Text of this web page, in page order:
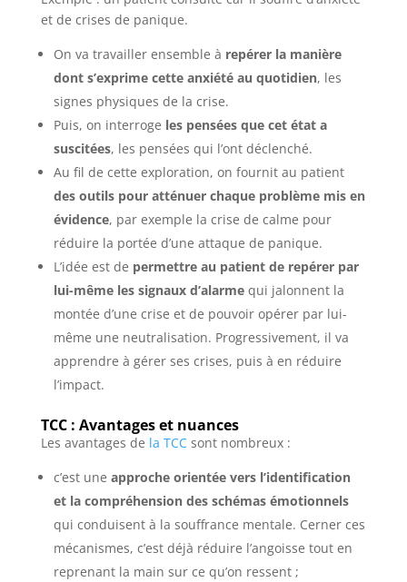
et de crises de panique.
On va travailler ensemble à repérer la manière
dont s’exprime cette anxiété au quotidien, les
signes physiques de la crise.
Puis, on interroge les pensées que cet état a
suscitées, les pensées qui l’ont déclenché.
Au fil de cette exploration, on fournit au patient
des outils pour atténuer chaque problème mis en
évidence, par exemple la crise de calme pour
réduire la portée d’une attaque de panique.
L’idée est de permettre au patient de repérer par
lui-même les signaux d’alarmequi jalonnent la
montée d’une crise et de pouvoir opérer par lui-
même une neutralisation. Progressivement, il va
apprendre à gérer ses crises, puis à en réduire
l’impact.
TCC : Avantages et nuances
Les avantages de la TCCsont nombreux :
c’est une approche orientée vers l’identification
et la compréhension des schémas émotionnels
qui conduisent à la souffrance mentale. Cerner ces
mécanismes, c’est déjà réduire l’angoisse tout en
reprenant la main sur ce qu’on ressent ;